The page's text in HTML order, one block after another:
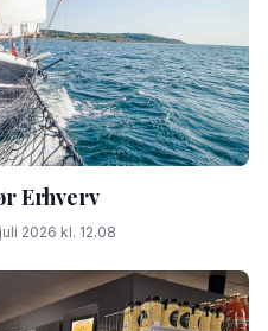
Erhverv
2026 kl. 12.08